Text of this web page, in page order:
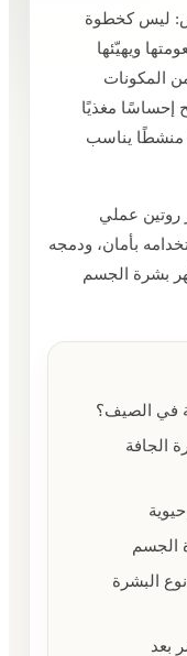
ليس كخطوة
ويهيّئها
المكونات
إحساسًا مغذيًا
منشطًا يناسب
روتين عملي
بأمان، ودمجه
بشرة الجسم
في الصيف؟
الجافة
البشرة
بعد